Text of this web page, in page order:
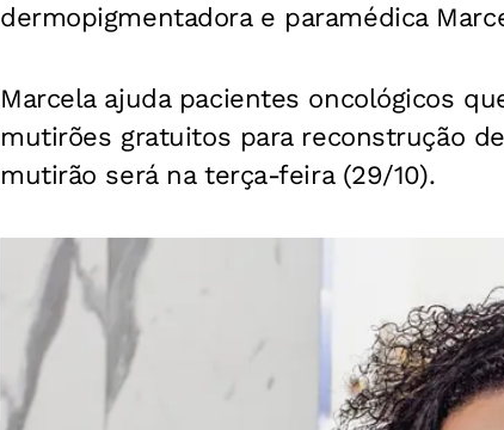
dermopigmentadora e paramédica
Marcela ajuda pacientes oncológicos
mutirões gratuitos para reconstrução
mutirão será na terça-feira (29/10).